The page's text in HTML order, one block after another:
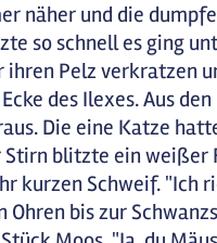
näher und die
so schnell es ging
Pelz verkratzen
des Ilexes. Aus
Die eine Katze
blitzte ein weißer
kurzen Schweif. "Ich
Ohren bis zur